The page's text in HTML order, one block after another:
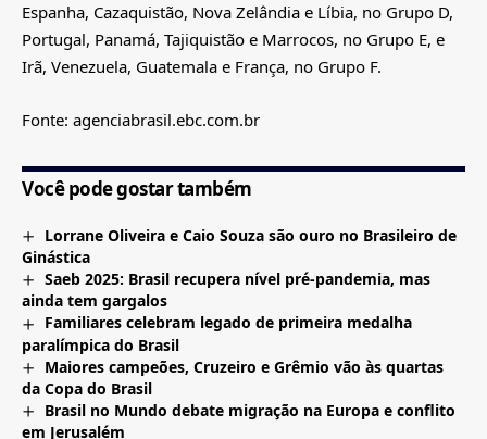
Espanha, Cazaquistão, Nova Zelândia e Líbia, no Grupo D,
Portugal, Panamá, Tajiquistão e Marrocos, no Grupo E, e
Irã, Venezuela, Guatemala e França, no Grupo F.
Fonte: agenciabrasil.ebc.com.br
Você pode gostar também
Lorrane Oliveira e Caio Souza são ouro no Brasileiro de
Ginástica
Saeb 2025: Brasil recupera nível pré-pandemia, mas
ainda tem gargalos
Familiares celebram legado de primeira medalha
paralímpica do Brasil
Maiores campeões, Cruzeiro e Grêmio vão às quartas
da Copa do Brasil
Brasil no Mundo debate migração na Europa e conflito
em Jerusalém